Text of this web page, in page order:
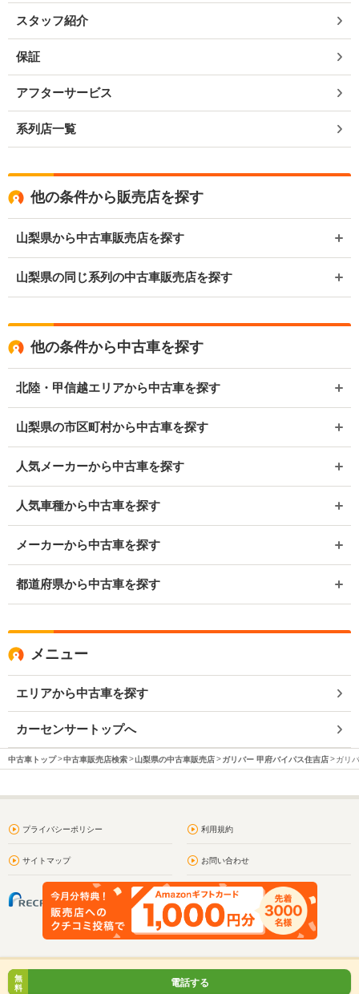
スタッフ紹介
保証
アフターサービス
系列店一覧
他の条件から販売店を探す
山梨県から中古車販売店を探す
山梨県の同じ系列の中古車販売店を探す
他の条件から中古車を探す
北陸・甲信越エリアから中古車を探す
山梨県の市区町村から中古車を探す
人気メーカーから中古車を探す
人気車種から中古車を探す
メーカーから中古車を探す
都道府県から中古車を探す
メニュー
エリアから中古車を探す
カーセンサートップへ
中古車トップ 中古車販売店検索 山梨県の中古車販売店 ガリバー 甲府バイパス住吉店 ガリ
プライバシーポリシー 利用規約
サイトマップ お問い合わせ
無
料
電話する